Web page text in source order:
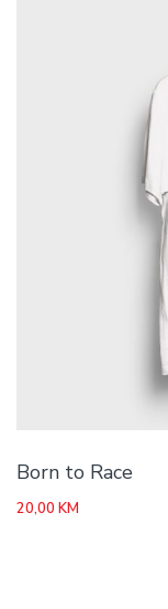
Born to Race
20,00 KM